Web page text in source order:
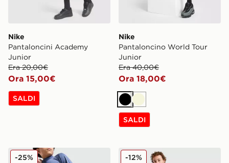
Nike
Pantaloncini Academy
Junior
Era 20,00€
Ora 15,00€
SALDI
Nike
Pantaloncino World Tour
Junior
Era 40,00€
Ora 18,00€
NeroBeige
SALDI
Nike Pantaloncini Academy Junior
-25% Nike Pantaloncino DNA
-12%